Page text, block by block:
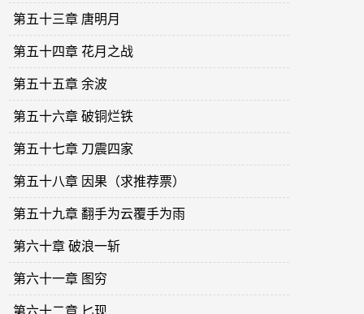
第五十三章 唐明月
第五十四章 花月之战
第五十五章 余波
第五十六章 破铜烂铁
第五十七章 刀震四家
第五十八章 因果（求推荐票）
第五十九章 翻手为云覆手为雨
第六十章 破浪一斩
第六十一章 图穷